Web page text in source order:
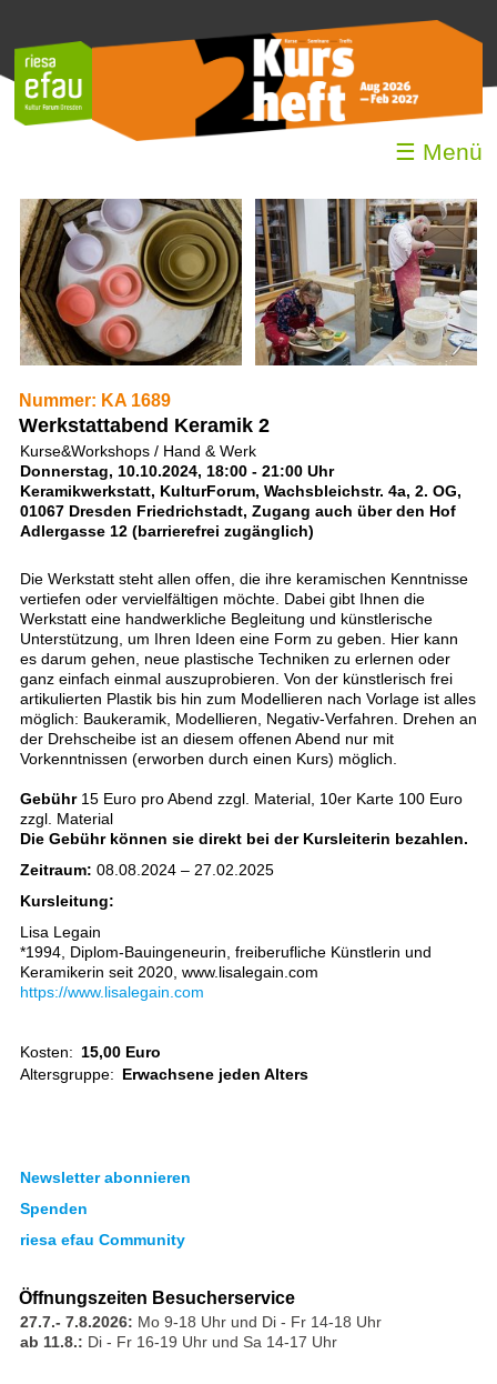
☰ Menü
Nummer: KA 1689
Werkstattabend Keramik 2
Kurse&Workshops / Hand & Werk
Donnerstag, 10.10.2024, 18:00 - 21:00 Uhr
Keramikwerkstatt, KulturForum, Wachsbleichstr. 4a, 2. OG,
01067 Dresden Friedrichstadt, Zugang auch über den Hof
Adlergasse 12 (barrierefrei zugänglich)
Die Werkstatt steht allen offen, die ihre keramischen Kenntnisse
vertiefen oder vervielfältigen möchte. Dabei gibt Ihnen die
Werkstatt eine handwerkliche Begleitung und künstlerische
Unterstützung, um Ihren Ideen eine Form zu geben. Hier kann
es darum gehen, neue plastische Techniken zu erlernen oder
ganz einfach einmal auszuprobieren. Von der künstlerisch frei
artikulierten Plastik bis hin zum Modellieren nach Vorlage ist alles
möglich: Baukeramik, Modellieren, Negativ-Verfahren. Drehen an
der Drehscheibe ist an diesem offenen Abend nur mit
Vorkenntnissen (erworben durch einen Kurs) möglich.
Gebühr 15 Euro pro Abend zzgl. Material, 10er Karte 100 Euro
zzgl. Material
Die Gebühr können sie direkt bei der Kursleiterin bezahlen.
Zeitraum: 08.08.2024 – 27.02.2025
Kursleitung:
Lisa Legain
*1994, Diplom-Bauingeneurin, freiberufliche Künstlerin und
Keramikerin seit 2020, www.lisalegain.com
https://www.lisalegain.com
Kosten: 15,00 Euro
Altersgruppe: Erwachsene jeden Alters
Newsletter abonnieren
Spenden
riesa efau Community
Öffnungszeiten Besucherservice
27.7.- 7.8.2026: Mo 9-18 Uhr und Di - Fr 14-18 Uhr
ab 11.8.: Di - Fr 16-19 Uhr und Sa 14-17 Uhr